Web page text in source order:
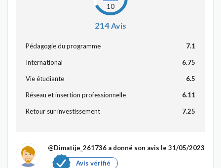
10
214Avis
Pédagogie du programme 7.1
International 6.75
Vie étudiante 6.5
Réseau et insertion professionnelle 6.11
Retour sur investissement 7.25
@Dimatije_261736 a donné son avis le 31/05/2023
Avis vérifié